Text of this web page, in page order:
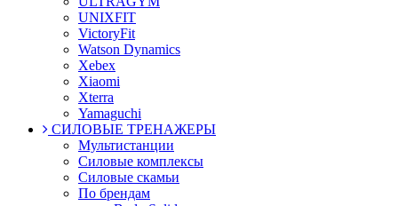
UNIXFIT
VictoryFit
Watson Dynamics
Xebex
Xiaomi
Xterra
Yamaguchi
СИЛОВЫЕ ТРЕНАЖЕРЫ
Мультистанции
Силовые комплексы
Силовые скамьи
По брендам